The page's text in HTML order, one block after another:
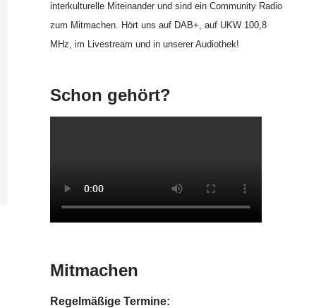
interkulturelle Miteinander und sind ein Community Radio
zum Mitmachen. Hört uns auf DAB+, auf UKW 100,8
MHz, im Livestream und in unserer Audiothek!
Schon gehört?
Mitmachen
Regelmäßige Termine: